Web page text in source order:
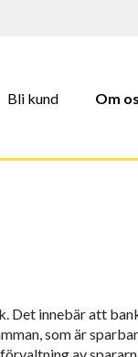
Bli kund Om
Det innebär att
som är
av